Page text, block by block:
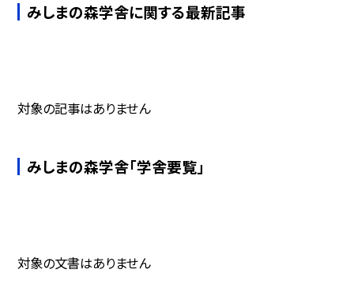
みしまの森学舎に関する最新記事
対象の記事はありません
みしまの森学舎「学舎要覧」
対象の文書はありません